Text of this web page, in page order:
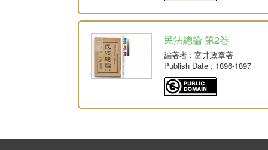
民法總論 第2巻
編著者 : 富井政章著
Publish Date : 1896-1897